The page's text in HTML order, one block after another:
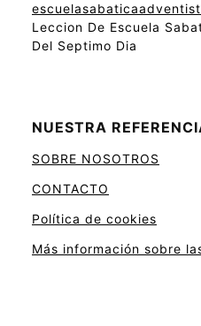
Leccion De Escuela
Del Septimo Dia
NUESTRA
SOBRE NOSOTROS
CONTACTO
Política de cookies
Más información sobre